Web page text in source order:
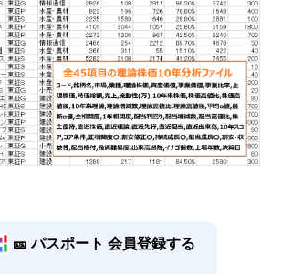
🎫 パスポート 会員登録する